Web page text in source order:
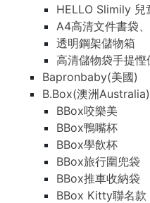
HELLO Slimily 兒
A4高清文件書袋
透明鋼架儲物箱
高清儲物袋手提
Bapronbaby(美國)
B.Box(澳洲Australia)
BBox咬樂美
BBox鴨嘴杯
BBox學飲杯
BBox旅行圍兜袋
BBox推車收納袋
BBox Kitty聯名款